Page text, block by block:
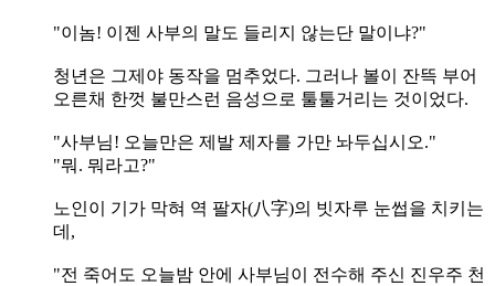
"이놈! 이젠 사부의 말도 들리지 않는단 말이냐?"
청년은 그제야 동작을 멈추었다. 그러나 볼이 잔뜩 부어
오른채 한껏 불만스런 음성으로 툴툴거리는 것이었다.
"사부님! 오늘만은 제발 제자를 가만 놔두십시오."
"뭐. 뭐라고?"
노인이 기가 막혀 역 팔자(八字)의 빗자루 눈썹을 치키는
데,
"전 죽어도 오늘밤 안에 사부님이 전수해 주신 진우주 천